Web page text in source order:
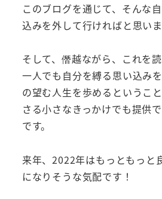
このブログを通じて、そんな
込みを外して行ければと思いま
そして、僭越ながら、これを
一人でも自分を縛る思い込み
の望む人生を歩めるというこ
さる小さなきっかけでも提供
です。
来年、2022年はもっともっと
になりそうな気配です！